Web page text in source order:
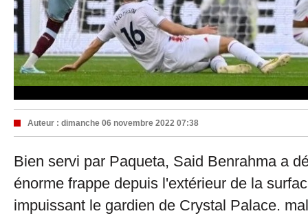
Auteur : dimanche 06 novembre 2022 07:38
Bien servi par Paqueta, Said Benrahma a
énorme frappe depuis l'extérieur de la
impuissant le gardien de Crystal Palace.